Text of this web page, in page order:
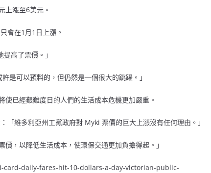
上漲至6美元。
會在1月1日上漲。
高了票價。」
是可以預料的，但仍然是一個很大的跳躍。」
已經艱難度日的人們的生活成本危機更加嚴重。
「維多利亞州工黨政府對 Myki 票價的巨大上漲沒有任何理由。」
，以降低生活成本，使環保交通更加負擔得起。」
daily-fares-hit-10-dollars-a-day-victorian-public-